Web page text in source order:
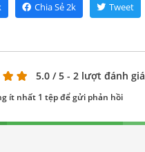
Chia Sẻ2k Tweet
5.0 / 5 - 2 lượt đánh giá
ít nhất 1 tệp để gửi phản hồi